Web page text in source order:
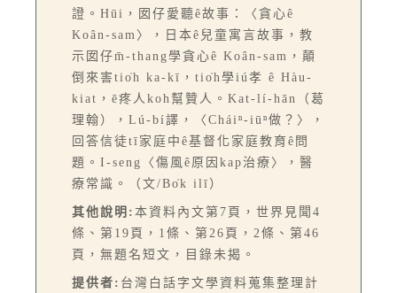
證。Hūi，囡仔愛聽ê故事：〈貪心ê
Koân-sam〉，日本ê兒童寓言故事，教
示囡仔m̄-thang學貪心ê Koân-sam，顛
倒來害tio̍h ka-kī，tio̍h學iú孝 ê Hàu-
kiat，ē疼人koh幫贊人。Kat-lí-hān（葛
理翰），Lú-bí譯，〈Cháiⁿ-iūⁿ做？〉，
回答信徒tī家庭中ê基督化家庭教育ê問
題。I-seng〈傷風ê原因kap治療〉，醫
療常識。（文/Bo̍k ilī）
其他說明: 本資料內文第7頁，世界見聞4
條、第19頁，1條、第26頁，2條、第46
頁，無題名短文，目錄未揭。
提供者: 台灣白話字文學資料蒐集整理計